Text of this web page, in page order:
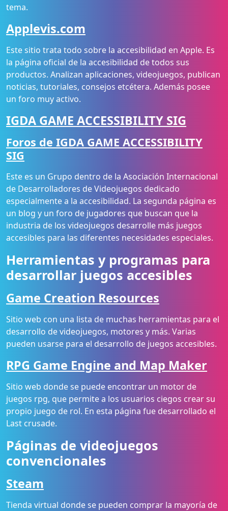
tema.
Applevis.com
Este sitio trata todo sobre la accesibilidad en Apple. Es
la página oficial de la accesibilidad de todos sus
productos. Analizan aplicaciones, videojuegos, publican
noticias, tutoriales, consejos etcétera. Además posee
un foro muy activo.
IGDA GAME ACCESSIBILITY SIG
Foros de IGDA GAME ACCESSIBILITY
SIG
Este es un Grupo dentro de la Asociación Internacional
de Desarrolladores de Videojuegos dedicado
especialmente a la accesibilidad. La segunda página es
un blog y un foro de jugadores que buscan que la
industria de los videojuegos desarrolle más juegos
accesibles para las diferentes necesidades especiales.
Herramientas y programas para
desarrollar juegos accesibles
Game Creation Resources
Sitio web con una lista de muchas herramientas para el
desarrollo de videojuegos, motores y más. Varias
pueden usarse para el desarrollo de juegos accesibles.
RPG Game Engine and Map Maker
Sitio web donde se puede encontrar un motor de
juegos rpg, que permite a los usuarios ciegos crear su
propio juego de rol. En esta página fue desarrollado el
Last crusade.
Páginas de videojuegos
convencionales
Steam
Tienda virtual donde se pueden comprar la mayoría de